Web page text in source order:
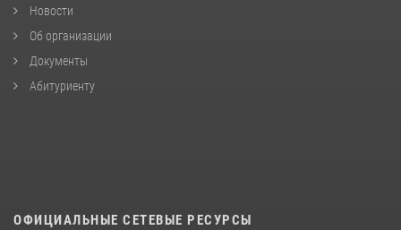
Новости
Об организации
Документы
Абитуриенту
ОФИЦИАЛЬНЫЕ СЕТЕВЫЕ РЕСУРСЫ